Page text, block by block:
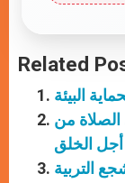
Related
البيئة
من
أجل الخلق
التربية